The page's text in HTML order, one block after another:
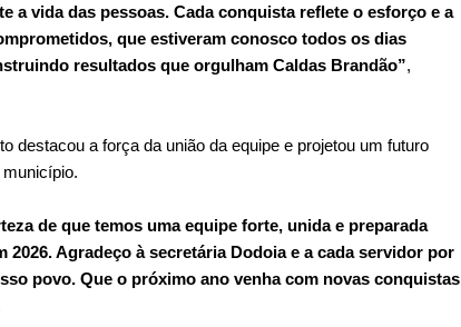
a vida das pessoas. Cada conquista reflete o esforço e a
que estiveram conosco todos os dias
resultados que orgulham Caldas Brandão”,
destacou a força da união da equipe e projetou um futuro
de que temos uma equipe forte, unida e preparada
2026. Agradeço à secretária Dodoia e a cada servidor por
povo. Que o próximo ano venha com novas conquistas